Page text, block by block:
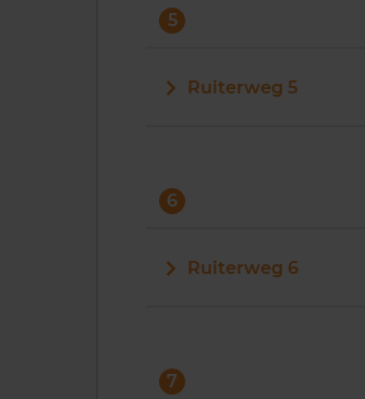
5
Ruiterweg 5
6
Ruiterweg 6
7